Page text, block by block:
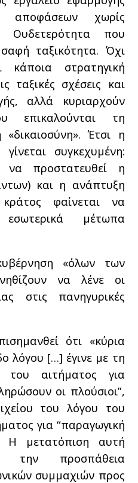
αποφάσεων χωρίς
Ουδετερότητα που
ταξικότητα. Όχι
στρατηγική
ταξικές σχέσεις και
αλλά κυριαρχούν
επικαλούνται τη
Έτσι η
συγκεχυμένη:
να προστατευθεί η
και η ανάπτυξη
φαίνεται να
εσωτερικά μέτωπα
«όλων των
να λένε οι
στις πανηγυρικές
ότι «κύρια
λόγου […] έγινε με τη
του αιτήματος για
οι πλούσιοι”,
του λόγου του
για “παραγωγική
Η μετατόπιση αυτή
την προσπάθεια
συμμαχιών προς